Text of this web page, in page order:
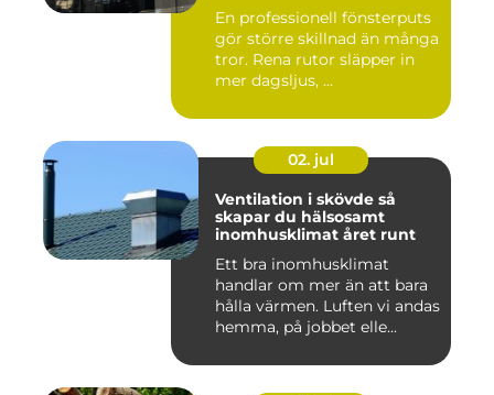
En professionell fönsterputs
gör större skillnad än många
tror. Rena rutor släpper in
mer dagsljus, ...
02. jul
Ventilation i skövde så
skapar du hälsosamt
inomhusklimat året runt
Ett bra inomhusklimat
handlar om mer än att bara
hålla värmen. Luften vi andas
hemma, på jobbet elle...